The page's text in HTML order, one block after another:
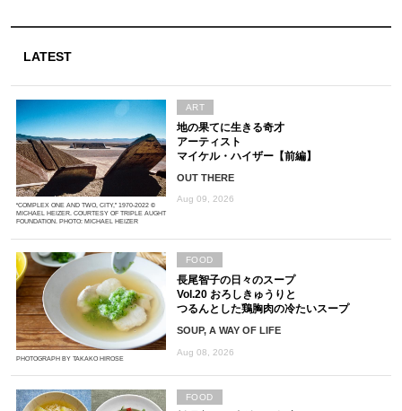
LATEST
“COMPLEX ONE AND TWO, CITY,” 1970-2022 ©
MICHAEL HEIZER. COURTESY OF TRIPLE AUGHT
FOUNDATION. PHOTO: MICHAEL HEIZER
地の果てに生きる奇才
アーティスト
マイケル・ハイザー【前編】
OUT THERE
Aug 09, 2026
ART
PHOTOGRAPH BY TAKAKO HIROSE
長尾智子の日々のスープ
Vol.20 おろしきゅうりと
つるんとした鶏胸肉の冷たいスープ
SOUP, A WAY OF LIFE
Aug 08, 2026
FOOD
FOOD